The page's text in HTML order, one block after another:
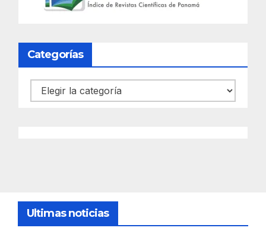
Categorías
Categorías
Ultimas noticias